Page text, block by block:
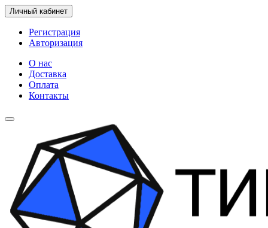
Личный кабинет
Регистрация
Авторизация
О нас
Доставка
Оплата
Контакты